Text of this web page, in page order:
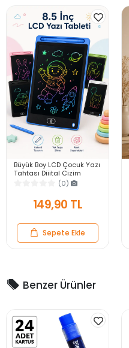
Büyük Boy LCD Çocuk Yazı
Tahtası Dijital Çizim
Tableti Kalemli Silinebilir
8.5′ Oyuncak Not Defteri
(0)
149,90 TL
Sepete Ekle
Benzer Ürünler